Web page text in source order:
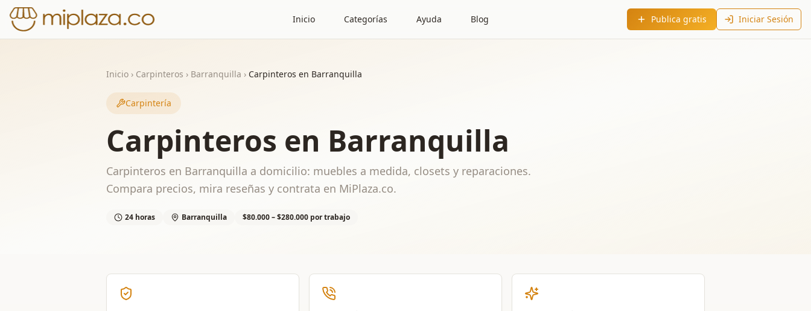
Inicio Categorías Ayuda Blog Publica gratis Iniciar Sesión
Inicio › Carpinteros › Barranquilla › Carpinteros en Barranquilla
Carpintería
Carpinteros en Barranquilla
Carpinteros en Barranquilla a domicilio: muebles a medida, closets y reparaciones.
Compara precios, mira reseñas y contrata en MiPlaza.co.
24 horas Barranquilla $80.000 – $280.000 por trabajo